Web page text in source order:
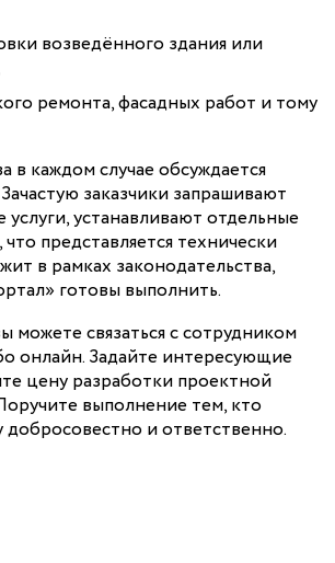
возведённого здания или
ремонта, фасадных работ и тому
в каждом случае обсуждается
заказчики запрашивают
устанавливают отдельные
представляется технически
в рамках законодательства,
готовы выполнить.
можете связаться с сотрудником
онлайн. Задайте интересующие
цену разработки проектной
выполнение тем, кто
добросовестно и ответственно.